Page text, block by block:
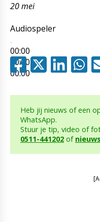
20 mei
Audiospeler
00:00
00:00
00:00
Heb jij nieuws of een
WhatsApp.
Stuur je tip, video of
0511-441202 of